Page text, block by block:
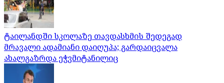
ტაილანდში სკოლაზე თავდასხმის შედეგად
მრავალი ადამიანი დაიღუპა; გარდაიცვალა
ახალგაზრდა ეჭვმიტანილიც